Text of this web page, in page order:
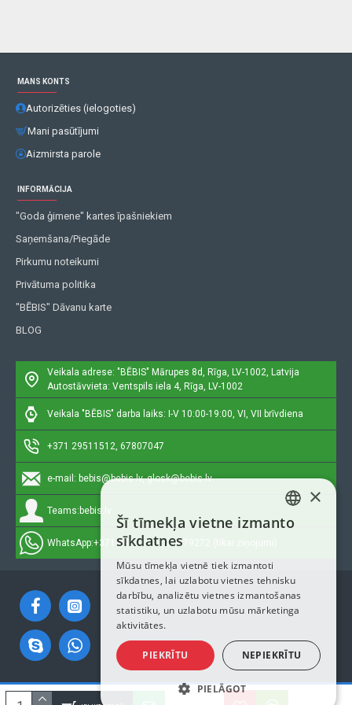
MANS KONTS
Autorizēties (ielogoties)
Mani pasūtījumi
Aizmirsta parole
INFORMĀCIJA
"Goda ģimene" kartes īpašniekiem
Saņemšana/Piegāde
Pirkumu noteikumi
Privātuma politika
"BĒBIS" Dāvanu karte
BLOG
Veikala adrese: "BĒBIS" Mārupes 8d, Rīga, LV-1002, Latvija
Autostāvvieta: Ventspils iela 4, Rīga, LV-1002
Veikala "BĒBIS" darba laiks: I-V 10:00-19:00, VI, VII brīvdiena
+371 29511512, 67807047
e-mail: bebis@bebis.lv, glosk@bebis.lv
Teams: bebis.lv
WhatsApp:+371 29511512, 20579272 (tikai ziņojumi)
Autortiesības © 2023, Bebis.lv, Visas tiesības aizsargātas
LATVIAN
ENGLISH
×
Šī tīmekļa vietne izmanto
sīkdatnes
Mūsu tīmekļa vietnē tiek izmantoti
sīkdatnes, lai uzlabotu vietnes tehnisku
darbību, analizētu vietnes izmantošanas
statistiku, un uzlabotu mūsu mārketinga
aktivitātes.
PIEKRĪTU NEPIEKRĪTU
PIELĀGOT